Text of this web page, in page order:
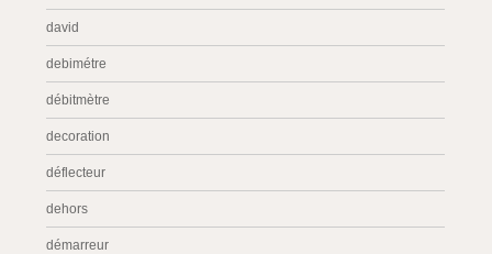
david
debimétre
débitmètre
decoration
déflecteur
dehors
démarreur